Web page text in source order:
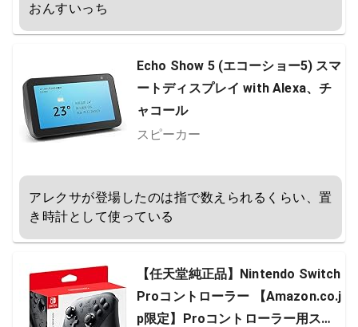
おんすいっち
Echo Show 5 (エコーショー5) スマ
ートディスプレイ with Alexa、チ
ャコール
スピーカー
アレクサが登場したのは指で数えられるくらい、置
き時計として使っている
【任天堂純正品】Nintendo Switch
Proコントローラー 【Amazon.co.j
p限定】Proコントローラー用ステ